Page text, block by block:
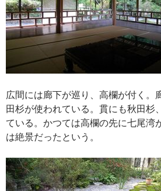
広間には廊下が巡り、高欄が付く。
田杉が使われている。貫にも秋田杉
ている。かつては高欄の先に七尾湾
は絶景だったという。